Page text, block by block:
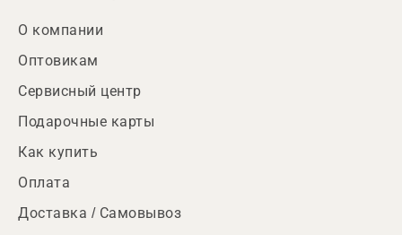
О компании
Оптовикам
Сервисный центр
Подарочные карты
Как купить
Оплата
Доставка / Самовывоз